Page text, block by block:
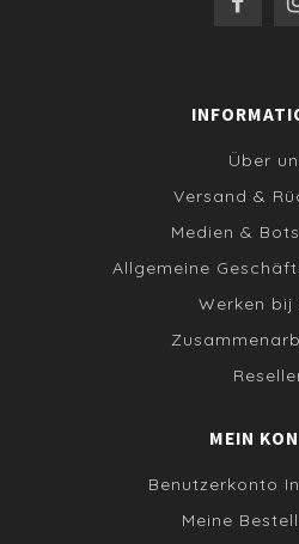
Über
Versand &
Medien &
Allgemeine
Werken bij
MEIN
Benutzerkonto
Meine